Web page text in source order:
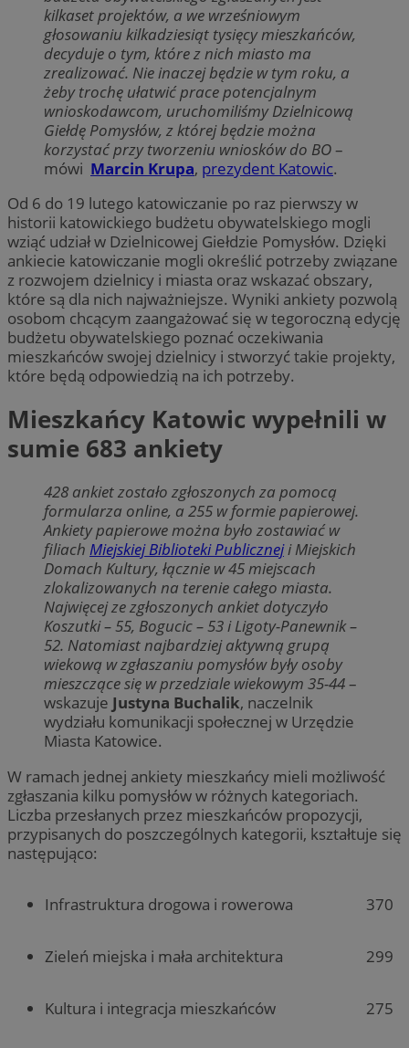
kilkaset projektów, a we wrześniowym
głosowaniu kilkadziesiąt tysięcy mieszkańców,
decyduje o tym, które z nich miasto ma
zrealizować. Nie inaczej będzie w tym roku, a
żeby trochę ułatwić prace potencjalnym
wnioskodawcom, uruchomiliśmy Dzielnicową
Giełdę Pomysłów, z której będzie można
korzystać przy tworzeniu wniosków do BO–
mówi Marcin Krupa, prezydent Katowic.
Od 6 do 19 lutego katowiczanie po raz pierwszy w
historii katowickiego budżetu obywatelskiego mogli
wziąć udział w Dzielnicowej Giełdzie Pomysłów. Dzięki
ankiecie katowiczanie mogli określić potrzeby związane
z rozwojem dzielnicy i miasta oraz wskazać obszary,
które są dla nich najważniejsze. Wyniki ankiety pozwolą
osobom chcącym zaangażować się w tegoroczną edycję
budżetu obywatelskiego poznać oczekiwania
mieszkańców swojej dzielnicy i stworzyć takie projekty,
które będą odpowiedzią na ich potrzeby.
Mieszkańcy Katowic wypełnili w
sumie 683 ankiety
428 ankiet zostało zgłoszonych za pomocą
formularza online, a 255 w formie papierowej.
Ankiety papierowe można było zostawiać w
filiach Miejskiej Biblioteki Publiczneji Miejskich
Domach Kultury, łącznie w 45 miejscach
zlokalizowanych na terenie całego miasta.
Najwięcej ze zgłoszonych ankiet dotyczyło
Koszutki – 55, Bogucic – 53 i Ligoty-Panewnik –
52. Natomiast najbardziej aktywną grupą
wiekową w zgłaszaniu pomysłów były osoby
mieszczące się w przedziale wiekowym 35-44–
wskazuje Justyna Buchalik, naczelnik
wydziału komunikacji społecznej w Urzędzie
Miasta Katowice.
W ramach jednej ankiety mieszkańcy mieli możliwość
zgłaszania kilku pomysłów w różnych kategoriach.
Liczba przesłanych przez mieszkańców propozycji,
przypisanych do poszczególnych kategorii, kształtuje się
następująco:
Infrastruktura drogowa i rowerowa 370
Zieleń miejska i mała architektura 299
Kultura i integracja mieszkańców 275